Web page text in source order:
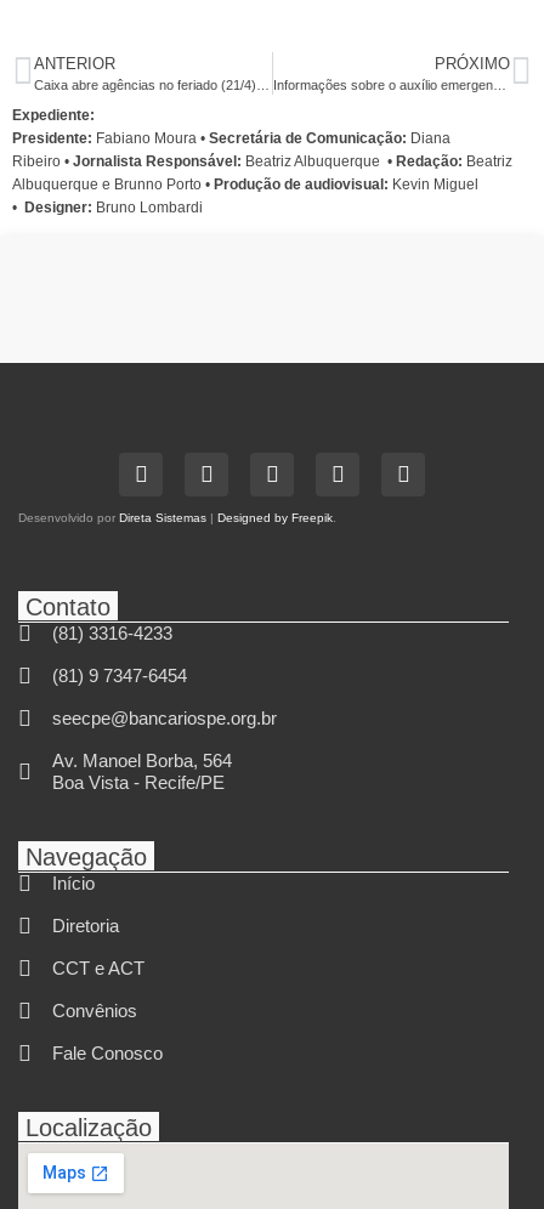
ANTERIOR PRÓXIMO
Informações sobre o auxílio emergencial serão massificadas em Pernambuco
Expediente:
Presidente: Fabiano Moura • Secretária de Comunicação: Diana
Ribeiro • Jornalista Responsável: Beatriz Albuquerque • Redação: Beatriz
Albuquerque e Brunno Porto • Produção de audiovisual: Kevin Miguel
• Designer: Bruno Lombardi
Desenvolvido por Direta Sistemas | Designed by Freepik
Contato
(81) 3316-4233
(81) 9 7347-6454
seecpe@bancariospe.org.br
Av. Manoel Borba, 564
Boa Vista - Recife/PE
Navegação
Início
Diretoria
CCT e ACT
Convênios
Fale Conosco
Localização